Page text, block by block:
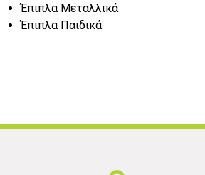
Έπιπλα Μεταλλικά
Έπιπλα Παιδικά